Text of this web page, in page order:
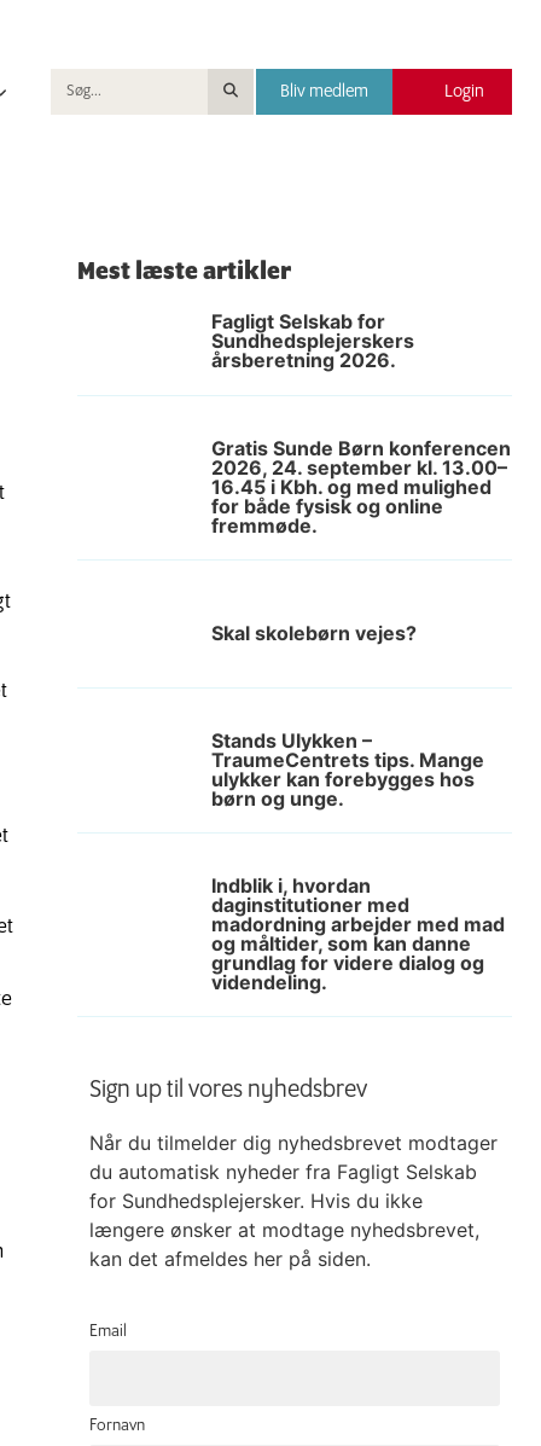
Bliv medlem Login
Mest læste artikler
Fagligt Selskab for
Sundhedsplejerskers
årsberetning 2026.
Gratis Sunde Børn konferencen
2026, 24. september kl. 13.00–
16.45 i Kbh. og med mulighed
for både fysisk og online
fremmøde.
Skal skolebørn vejes?
Stands Ulykken –
TraumeCentrets tips. Mange
ulykker kan forebygges hos
børn og unge.
Indblik i, hvordan
daginstitutioner med
madordning arbejder med mad
og måltider, som kan danne
grundlag for videre dialog og
videndeling.
Sign up til vores nyhedsbrev
Når du tilmelder dig nyhedsbrevet modtager
du automatisk nyheder fra Fagligt Selskab
for Sundhedsplejersker. Hvis du ikke
længere ønsker at modtage nyhedsbrevet,
kan det afmeldes her på siden.
Email
Fornavn